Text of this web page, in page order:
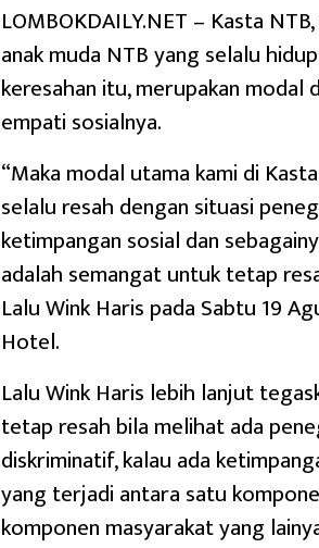
LOMBOKDAILY.NET – Kasta
anak muda NTB yang selalu
keresahan itu, merupakan modal
empati sosialnya.
“Maka modal utama kami di
selalu resah dengan situasi
ketimpangan sosial dan
adalah semangat untuk tetap
Lalu Wink Haris pada Sabtu 19
Hotel.
Lalu Wink Haris lebih lanjut
tetap resah bila melihat ada
diskriminatif, kalau ada
yang terjadi antara satu
komponen masyarakat yang